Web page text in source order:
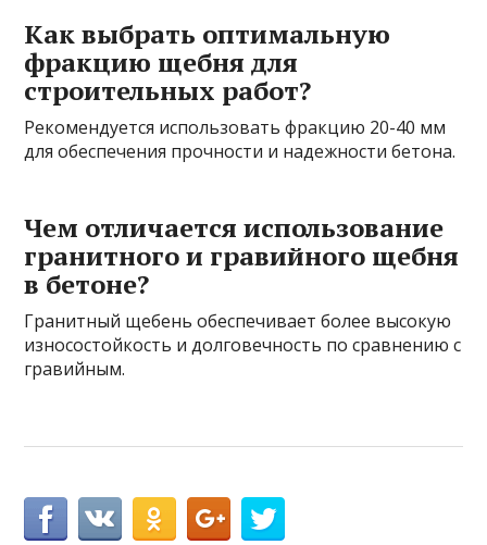
Как выбрать оптимальную
фракцию щебня для
строительных работ?
Рекомендуется использовать фракцию 20-40 мм
для обеспечения прочности и надежности бетона.
Чем отличается использование
гранитного и гравийного щебня
в бетоне?
Гранитный щебень обеспечивает более высокую
износостойкость и долговечность по сравнению с
гравийным.